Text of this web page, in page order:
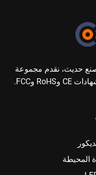
عن 18 عامًا ومصنع حديث، نقدم مجموعة
المحيطة